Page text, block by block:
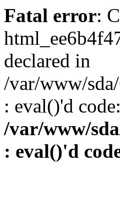
Fatal error:
declared in
/var/www/
: eval()'d
/var/www/
: eval()'d